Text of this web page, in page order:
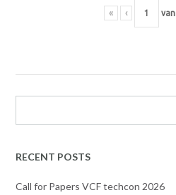
« ‹ van
RECENT POSTS
Call for Papers VCF techcon 2026